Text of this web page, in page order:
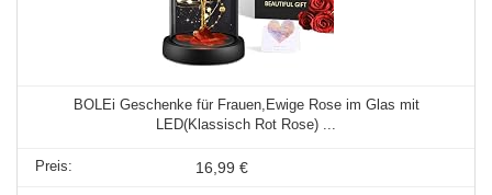
BOLEi Geschenke für Frauen,Ewige Rose im Glas mit
LED(Klassisch Rot Rose) ...
16,99 €